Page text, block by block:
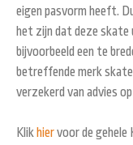
eigen pasvorm heeft.
het zijn dat deze skate
bijvoorbeeld een te
betreffende merk
verzekerd van advies
Klik hiervoor de gehele